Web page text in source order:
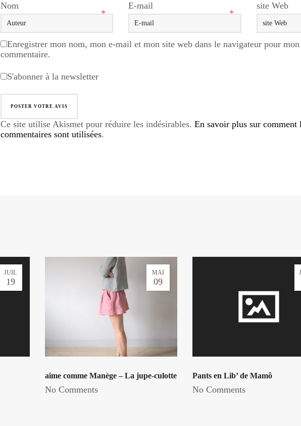
Nom
*
E-mail
*
site Web
Enregistrer mon nom, mon e-mail et mon site web dans le navigateur pour
commentaire.
S'abonner à la newsletter
Ce site utilise Akismet pour réduire les indésirables. En savoir plus sur comment
commentaires sont utilisées.
JUIL
19
MAI
09
aime comme Manège – La jupe-culotte
No Comments
Pants en Lib’ de Mamô
No Comments